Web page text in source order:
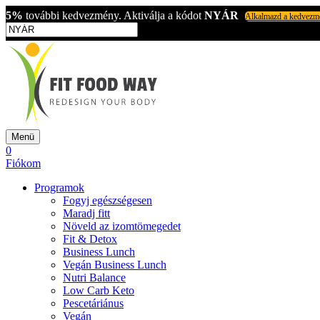
5% további kedvezmény. Aktiválja a kódot NYÁR Alkalmazd a
Menü
0
Fiókom
Programok
Fogyj egészségesen
Maradj fitt
Növeld az izomtömegedet
Fit & Detox
Business Lunch
Vegán Business Lunch
Nutri Balance
Low Carb Keto
Pescetáriánus
Vegán